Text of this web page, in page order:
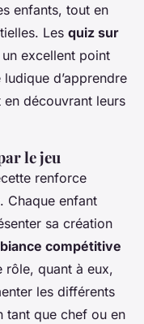
enfants, tout en
Les quiz sur
excellent point
d’apprendre
découvrant leurs
le jeu
renforce
Chaque enfant
sa création
compétitive
rôle, quant à eux,
les différents
tant que chef ou en